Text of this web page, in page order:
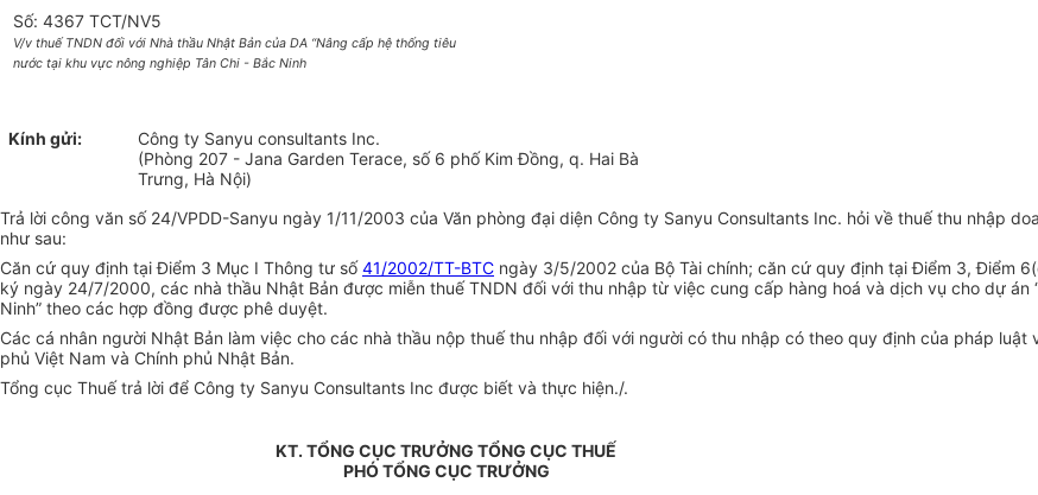
Số: 4367 TCT/NV5
V/v thuế TNDN đối với Nhà thầu Nhật Bản của DA “Nâng cấp hệ thống tiêu
nước tại khu vực nông nghiệp Tân Chi - Bắc Ninh
Kính gửi:
Công ty Sanyu consultants Inc.
(Phòng 207 - Jana Garden Terace, số 6 phố Kim Đồng, q. Hai Bà
Trưng, Hà Nội)
Trả lời công văn số 24/VPDD-Sanyu ngày 1/11/2003 của Văn phòng đại diện Công ty Sanyu Consultants Inc. hỏi về thuế thu nhập
như sau:
Căn cứ quy định tại Điểm 3 Mục I Thông tư số41/2002/TT-BTC ngày 3/5/2002 của Bộ Tài chính; căn cứ quy định tại Điểm 3, Điểm
ký ngày 24/7/2000, các nhà thầu Nhật Bản được miễn thuế TNDN đối với thu nhập từ việc cung cấp hàng hoá và dịch vụ cho dự
Ninh” theo các hợp đồng được phê duyệt.
Các cá nhân người Nhật Bản làm việc cho các nhà thầu nộp thuế thu nhập đối với người có thu nhập có theo quy định của pháp
phủ Việt Nam và Chính phủ Nhật Bản.
Tổng cục Thuế trả lời để Công ty Sanyu Consultants Inc được biết và thực hiện./.
KT. TỔNG CỤC TRƯỞNG TỔNG CỤC THUẾ
PHÓ TỔNG CỤC TRƯỞNG